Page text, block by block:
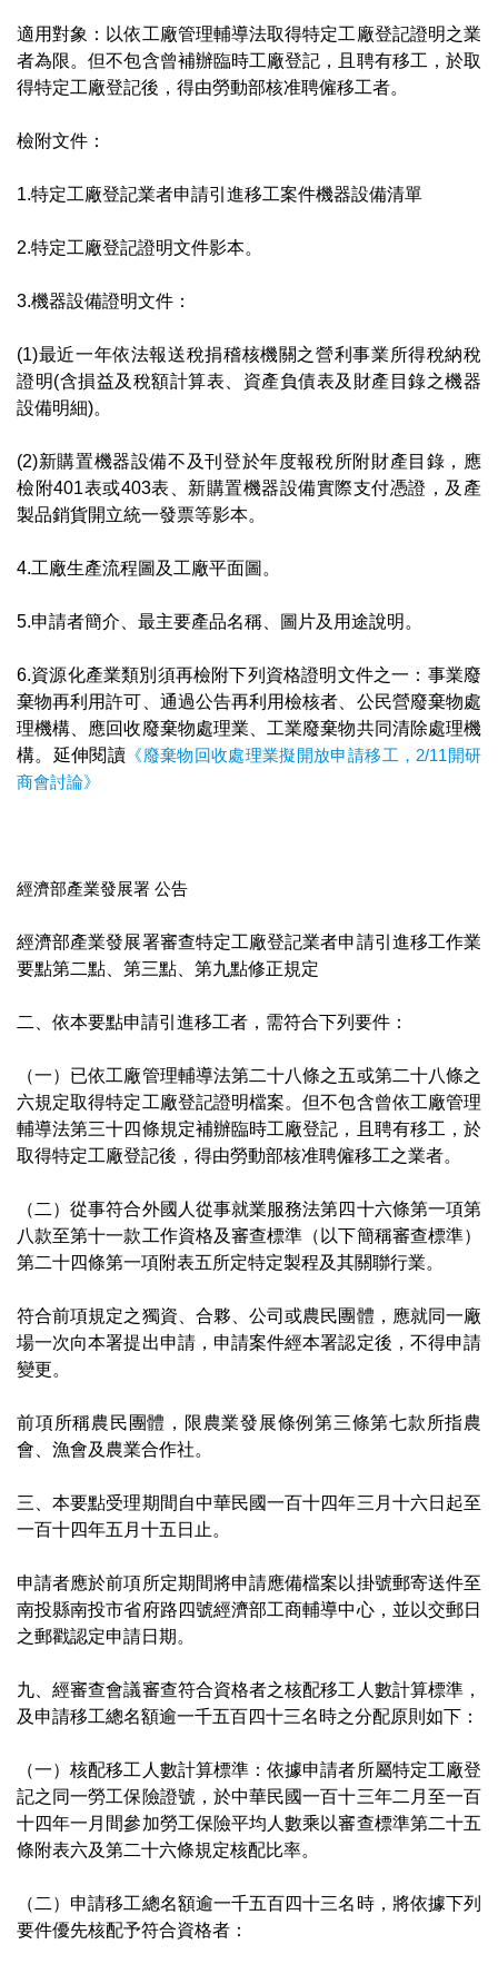
適用對象：以依工廠管理輔導法取得特定工廠登記證明之業
者為限。但不包含曾補辦臨時工廠登記，且聘有移工，於取
得特定工廠登記後，得由勞動部核准聘僱移工者。
檢附文件：
1.特定工廠登記業者申請引進移工案件機器設備清單
2.特定工廠登記證明文件影本。
3.機器設備證明文件：
(1)最近一年依法報送稅捐稽核機關之營利事業所得稅納稅
證明(含損益及稅額計算表、資產負債表及財產目錄之機器
設備明細)。
(2)新購置機器設備不及刊登於年度報稅所附財產目錄，應
檢附401表或403表、新購置機器設備實際支付憑證，及產
製品銷貨開立統一發票等影本。
4.工廠生產流程圖及工廠平面圖。
5.申請者簡介、最主要產品名稱、圖片及用途說明。
6.資源化產業類別須再檢附下列資格證明文件之一：事業廢
棄物再利用許可、通過公告再利用檢核者、公民營廢棄物處
理機構、應回收廢棄物處理業、工業廢棄物共同清除處理機
構。延伸閱讀 《廢棄物回收處理業擬開放申請移工，2/11開研
商會討論​》
經濟部產業發展署 公告
經濟部產業發展署審查特定工廠登記業者申請引進移工作業
要點第二點、第三點、第九點修正規定
二、依本要點申請引進移工者，需符合下列要件：
（一）已依工廠管理輔導法第二十八條之五或第二十八條之
六規定取得特定工廠登記證明檔案。但不包含曾依工廠管理
輔導法第三十四條規定補辦臨時工廠登記，且聘有移工，於
取得特定工廠登記後，得由勞動部核准聘僱移工之業者。
（二）從事符合外國人從事就業服務法第四十六條第一項第
八款至第十一款工作資格及審查標準（以下簡稱審查標準）
第二十四條第一項附表五所定特定製程及其關聯行業。
符合前項規定之獨資、合夥、公司或農民團體，應就同一廠
場一次向本署提出申請，申請案件經本署認定後，不得申請
變更。
前項所稱農民團體，限農業發展條例第三條第七款所指農
會、漁會及農業合作社。
三、本要點受理期間自中華民國一百十四年三月十六日起至
一百十四年五月十五日止。
申請者應於前項所定期間將申請應備檔案以掛號郵寄送件至
南投縣南投市省府路四號經濟部工商輔導中心，並以交郵日
之郵戳認定申請日期。
九、經審查會議審查符合資格者之核配移工人數計算標準，
及申請移工總名額逾一千五百四十三名時之分配原則如下：
（一）核配移工人數計算標準：依據申請者所屬特定工廠登
記之同一勞工保險證號，於中華民國一百十三年二月至一百
十四年一月間參加勞工保險平均人數乘以審查標準第二十五
條附表六及第二十六條規定核配比率。
（二）申請移工總名額逾一千五百四十三名時，將依據下列
要件優先核配予符合資格者：